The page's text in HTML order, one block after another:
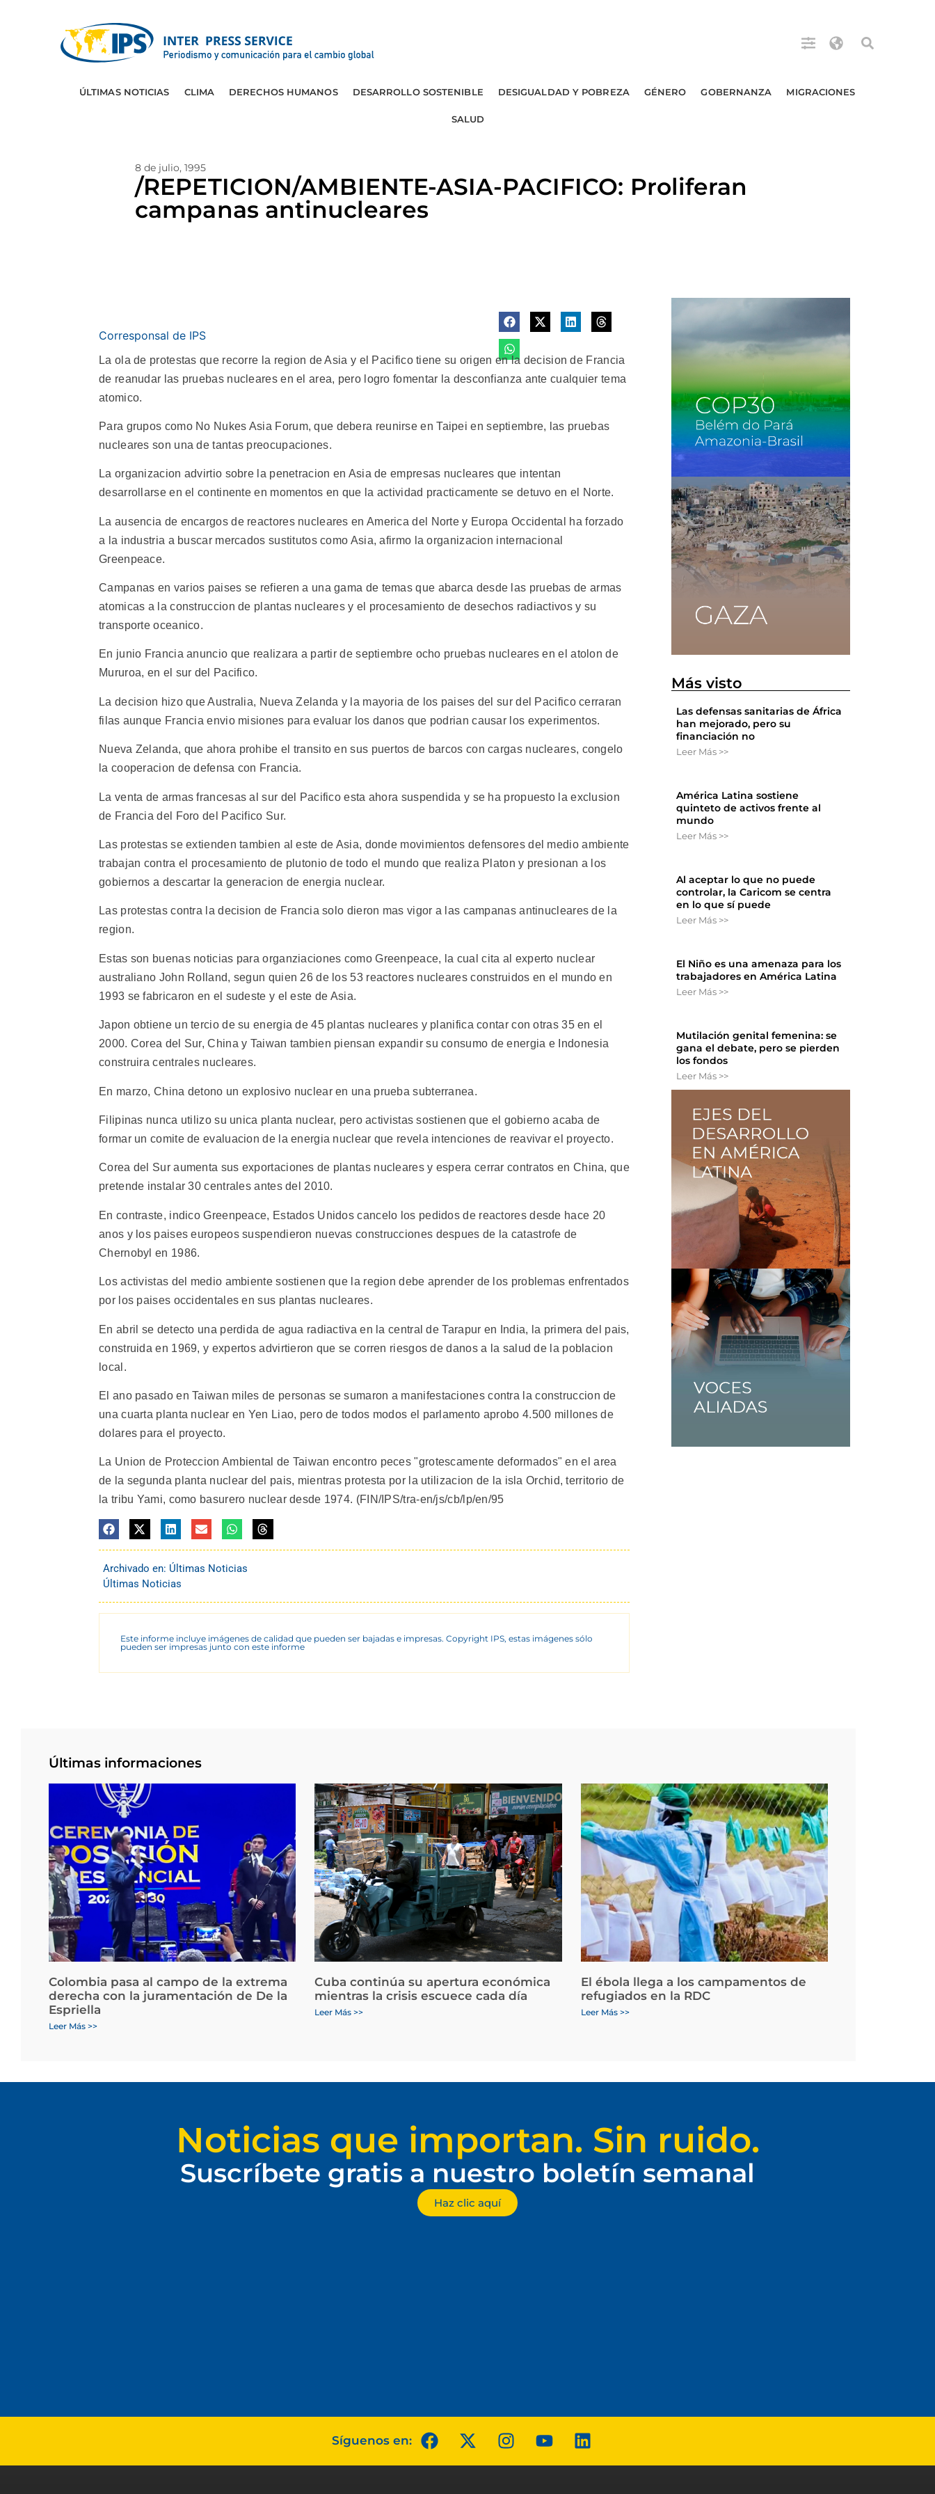
ÚLTIMAS NOTICIAS CLIMA DERECHOS HUMANOS DESARROLLO SOSTENIBLE DESIGUALDAD Y POBREZA GÉNERO GOBERNANZA MIGRACIONES
SALUD
8 de julio, 1995
/REPETICION/AMBIENTE-ASIA-PACIFICO: Proliferan
campanas antinucleares
Corresponsal de IPS
La ola de protestas que recorre la region de Asia y el Pacifico tiene su origen en la decision de Francia
de reanudar las pruebas nucleares en el area, pero logro fomentar la desconfianza ante cualquier tema
atomico.
Para grupos como No Nukes Asia Forum, que debera reunirse en Taipei en septiembre, las pruebas
nucleares son una de tantas preocupaciones.
La organizacion advirtio sobre la penetracion en Asia de empresas nucleares que intentan
desarrollarse en el continente en momentos en que la actividad practicamente se detuvo en el Norte.
La ausencia de encargos de reactores nucleares en America del Norte y Europa Occidental ha forzado
a la industria a buscar mercados sustitutos como Asia, afirmo la organizacion internacional
Greenpeace.
Campanas en varios paises se refieren a una gama de temas que abarca desde las pruebas de armas
atomicas a la construccion de plantas nucleares y el procesamiento de desechos radiactivos y su
transporte oceanico.
En junio Francia anuncio que realizara a partir de septiembre ocho pruebas nucleares en el atolon de
Mururoa, en el sur del Pacifico.
La decision hizo que Australia, Nueva Zelanda y la mayoria de los paises del sur del Pacifico cerraran
filas aunque Francia envio misiones para evaluar los danos que podrian causar los experimentos.
Nueva Zelanda, que ahora prohibe el transito en sus puertos de barcos con cargas nucleares, congelo
la cooperacion de defensa con Francia.
La venta de armas francesas al sur del Pacifico esta ahora suspendida y se ha propuesto la exclusion
de Francia del Foro del Pacifico Sur.
Las protestas se extienden tambien al este de Asia, donde movimientos defensores del medio ambiente
trabajan contra el procesamiento de plutonio de todo el mundo que realiza Platon y presionan a los
gobiernos a descartar la generacion de energia nuclear.
Las protestas contra la decision de Francia solo dieron mas vigor a las campanas antinucleares de la
region.
Estas son buenas noticias para organziaciones como Greenpeace, la cual cita al experto nuclear
australiano John Rolland, segun quien 26 de los 53 reactores nucleares construidos en el mundo en
1993 se fabricaron en el sudeste y el este de Asia.
Japon obtiene un tercio de su energia de 45 plantas nucleares y planifica contar con otras 35 en el
2000. Corea del Sur, China y Taiwan tambien piensan expandir su consumo de energia e Indonesia
construira centrales nucleares.
En marzo, China detono un explosivo nuclear en una prueba subterranea.
Filipinas nunca utilizo su unica planta nuclear, pero activistas sostienen que el gobierno acaba de
formar un comite de evaluacion de la energia nuclear que revela intenciones de reavivar el proyecto.
Corea del Sur aumenta sus exportaciones de plantas nucleares y espera cerrar contratos en China, que
pretende instalar 30 centrales antes del 2010.
En contraste, indico Greenpeace, Estados Unidos cancelo los pedidos de reactores desde hace 20
anos y los paises europeos suspendieron nuevas construcciones despues de la catastrofe de
Chernobyl en 1986.
Los activistas del medio ambiente sostienen que la region debe aprender de los problemas enfrentados
por los paises occidentales en sus plantas nucleares.
En abril se detecto una perdida de agua radiactiva en la central de Tarapur en India, la primera del pais,
construida en 1969, y expertos advirtieron que se corren riesgos de danos a la salud de la poblacion
local.
El ano pasado en Taiwan miles de personas se sumaron a manifestaciones contra la construccion de
una cuarta planta nuclear en Yen Liao, pero de todos modos el parlamento aprobo 4.500 millones de
dolares para el proyecto.
La Union de Proteccion Ambiental de Taiwan encontro peces "grotescamente deformados" en el area
de la segunda planta nuclear del pais, mientras protesta por la utilizacion de la isla Orchid, territorio de
la tribu Yami, como basurero nuclear desde 1974. (FIN/IPS/tra-en/js/cb/lp/en/95
Archivado en: Últimas Noticias
Últimas Noticias
Este informe incluye imágenes de calidad que pueden ser bajadas e impresas. Copyright IPS, estas imágenes sólo
pueden ser impresas junto con este informe
Más visto
Las defensas sanitarias de África
han mejorado, pero su
financiación no
Leer Más >>
América Latina sostiene
quinteto de activos frente al
mundo
Leer Más >>
Al aceptar lo que no puede
controlar, la Caricom se centra
en lo que sí puede
Leer Más >>
El Niño es una amenaza para los
trabajadores en América Latina
Leer Más >>
Mutilación genital femenina: se
gana el debate, pero se pierden
los fondos
Leer Más >>
Últimas informaciones
Colombia pasa al campo de la extrema
derecha con la juramentación de De la
Espriella
Leer Más >>
Cuba continúa su apertura económica
mientras la crisis escuece cada día
Leer Más >>
El ébola llega a los campamentos de
refugiados en la RDC
Leer Más >>
Noticias que importan. Sin ruido.
Suscríbete gratis a nuestro boletín semanal
Haz clic aquí
Síguenos en: